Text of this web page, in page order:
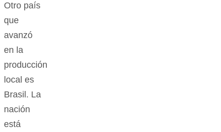
Otro país
que
avanzó
en la
producción
local es
Brasil. La
nación
está